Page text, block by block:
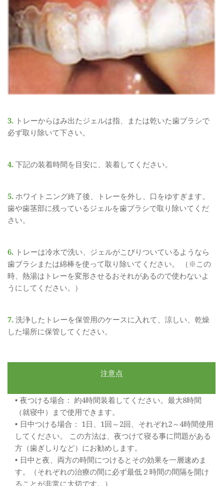
3. トレーからはみ出たジェルは指、または乾いた歯ブラシで
必ず取り除いて下さい。
4. 下記の装着時間を目安に、装着してください。
5. ホワイトニング終了後、トレーを外し、口をゆすぎます。
歯や歯茎部に残っているジェルを歯ブラシで取り除いてくだ
さい。
6. トレーは冷水で洗い、ジェルがこびりついているようなら
歯ブラシまたは綿棒を使って取り除いてください。 （※この
時、熱湯はトレーを変形させるおそれがあるので使わないよ
うにしてください。）
7. 洗浄したトレーを保管用のケースに入れて、涼しい、乾燥
した場所に保管してください。
注意点
夜つける場合： 約4時間装着してください。最大8時間
（就寝中）まで使用できます。
日中つける場合： 1日、1回～2回、それぞれ2～4時間使用
してください。 この方法は、夜つけて寝る事に問題がある
方（歯ぎしりなど）にお勧めします。
日中と夜、両方の時間につけるとその効果を一層速めま
す。（それぞれの治療の間に必ず最低２時間の間隔を開け
ることが非常に大切です。）